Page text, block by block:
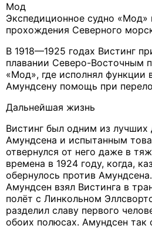
Мод
Экспедиционное судно «Мод»
прохождения Северного
В 1918—1925 годах Вистинг
плавании Северо-Восточным
«Мод», где исполнял функции
Амундсену помощь при
Дальнейшая жизнь
Вистинг был одним из лучших
Амундсена и испытанным
отвернулся от него даже в
времена в 1924 году, когда,
обернулось против
Амундсен взял Вистинга в
полёт с Линкольном
разделил славу первого
обоих полюсах. Амундсен так